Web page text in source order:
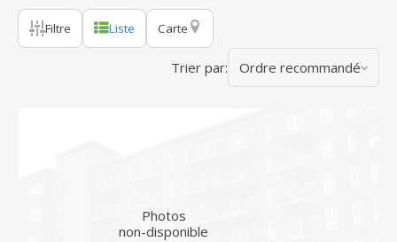
Filtre Liste Carte
Trier par: Ordre recommandé
Photos
non-disponible